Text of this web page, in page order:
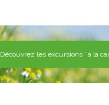
Découvrez les excursions ``à la